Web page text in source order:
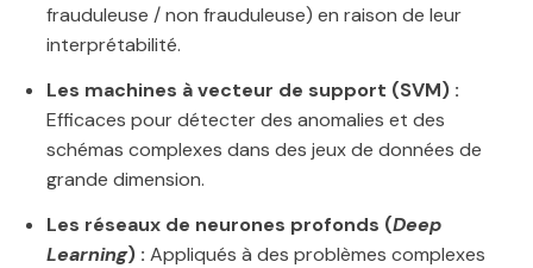
frauduleuse / non frauduleuse) en raison de leur
interprétabilité.
Les machines à vecteur de support (SVM) :
Efficaces pour détecter des anomalies et des
schémas complexes dans des jeux de données de
grande dimension.
Les réseaux de neurones profonds (Deep
Learning) : Appliqués à des problèmes complexes